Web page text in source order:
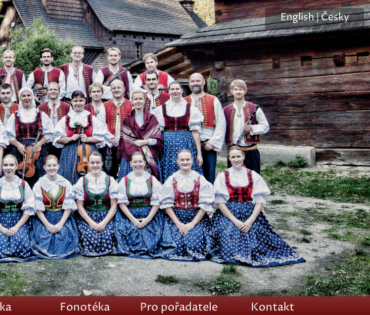
English|Česky
Fonotéka Pro pořadatele Kontakt